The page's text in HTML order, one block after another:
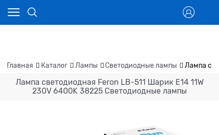
Главная Каталог Лампы Светодиодные лампы Лампа
Лампа светодиодная Feron LB-511 Шарик E14 11W
230V 6400K 38225 Светодиодные лампы